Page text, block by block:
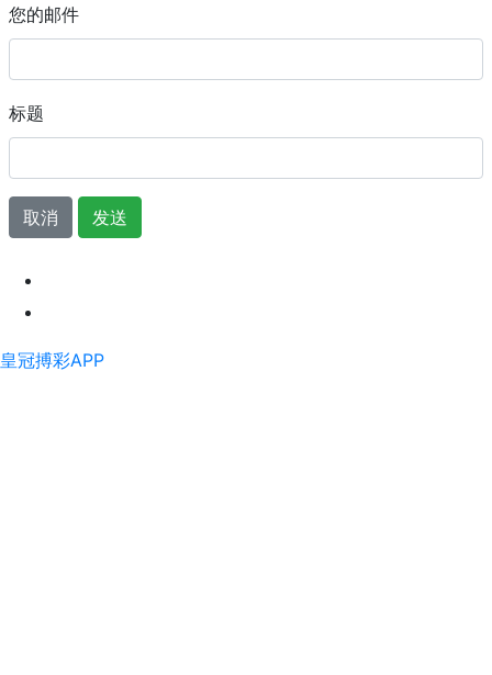
您的邮件
标题
取消 发送
皇冠搏彩APP